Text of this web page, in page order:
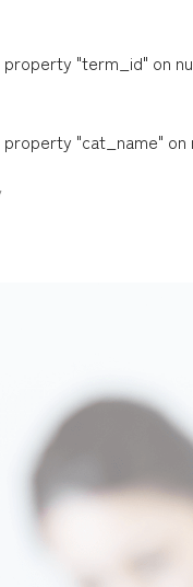
"term_id" on
"cat_name" on